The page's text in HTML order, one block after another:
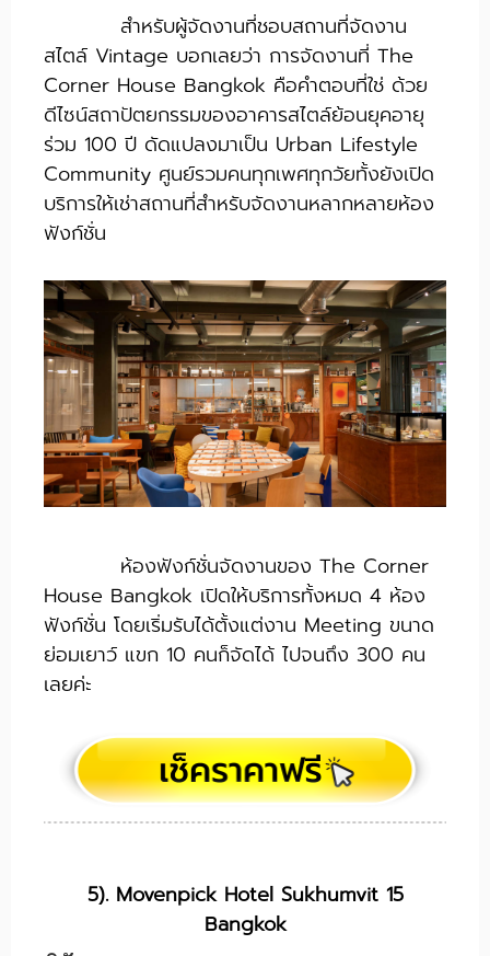
สำหรับผู้จัดงานที่ชอบสถานที่จัดงาน
สไตล์ Vintage บอกเลยว่า การจัดงานที่ The
Corner House Bangkok คือคำตอบที่ใช่ ด้วย
ดีไซน์สถาปัตยกรรมของอาคารสไตล์ย้อนยุคอายุ
ร่วม 100 ปี ดัดแปลงมาเป็น Urban Lifestyle
Community ศูนย์รวมคนทุกเพศทุกวัยทั้งยังเปิด
บริการให้เช่าสถานที่สำหรับจัดงานหลากหลายห้อง
ฟังก์ชั่น
ห้องฟังก์ชั่นจัดงานของ The Corner
House Bangkok เปิดให้บริการทั้งหมด 4 ห้อง
ฟังก์ชั่น โดยเริ่มรับได้ตั้งแต่งาน Meeting ขนาด
ย่อมเยาว์ แขก 10 คนก็จัดได้ ไปจนถึง 300 คน
เลยค่ะ
5). Movenpick Hotel Sukhumvit 15
Bangkok